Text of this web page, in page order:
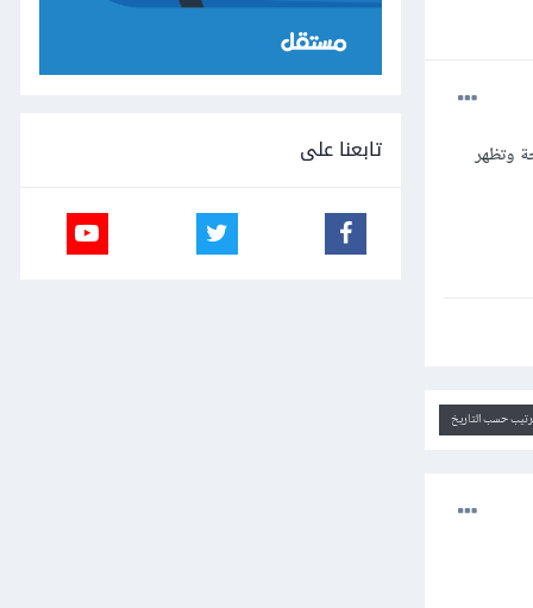
وتظهر
حسب التاريخ
تابعنا على